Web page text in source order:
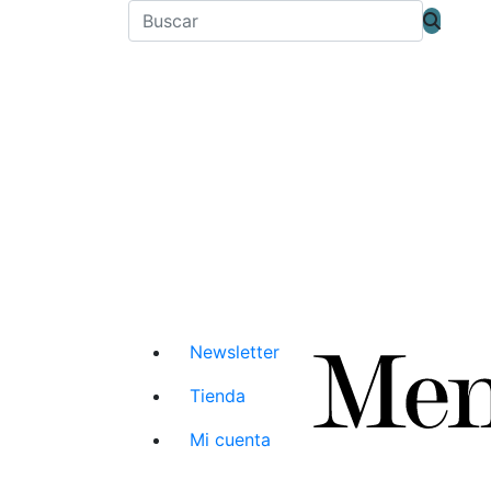
Newsletter
Tienda
Mi cuenta